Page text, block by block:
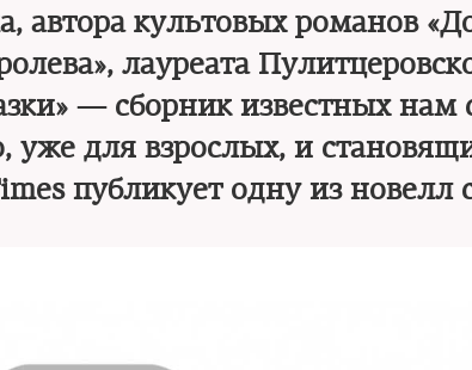
автора культовых романов
лауреата
— сборник известных нам
уже для взрослых, и
публикует одну из новелл